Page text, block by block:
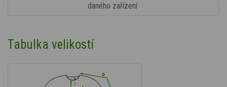
daného zařízení
Tabulka velikostí